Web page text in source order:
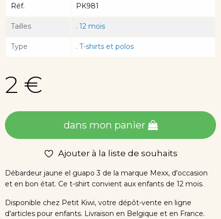
Réf. PK981
Tailles . 12 mois
Type . T-shirts et polos
2 €
dans mon panier
Ajouter à la liste de souhaits
Débardeur jaune el guapo 3 de la marque Mexx, d'occasion
et en bon état. Ce t-shirt convient aux enfants de 12 mois.
Disponible chez Petit Kiwi, votre dépôt-vente en ligne
d'articles pour enfants. Livraison en Belgique et en France.